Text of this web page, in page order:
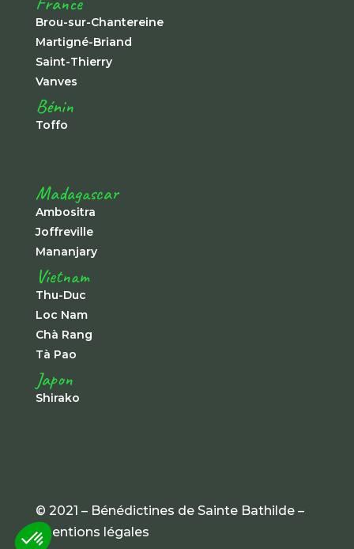
Brou-sur-Chantereine
Martigné-Briand
Saint-Thierry
Vanves
Bénin
Toffo
Madagascar
Ambositra
Joffreville
Mananjary
Vietnam
Thu-Duc
Loc Nam
Chà Rang
Tà Pao
Japon
Shirako
© 2021 – Bénédictines de Sainte Bathilde –
mentions légales